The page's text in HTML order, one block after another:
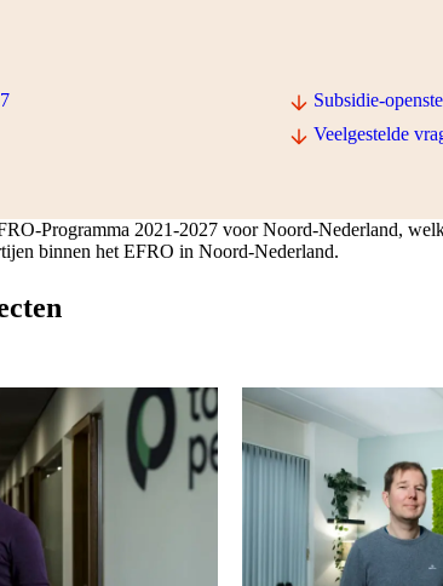
Subsidie-
Veelgestelde
Programma 2021-2027 voor Noord-Nederland,
binnen het EFRO in Noord-Nederland.